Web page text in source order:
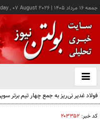
جمعه ۱۶ مرداد ۱۴۰۵ |
, 07 August 2026
باز
و
فولاد غدیر نی‌ریز به جمع چهار تیم برتر
کد خبر: ۲۰۳۳۵۲